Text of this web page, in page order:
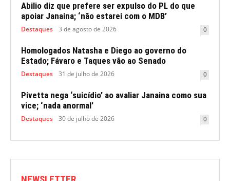
Abilio diz que prefere ser expulso do PL do que
apoiar Janaina; ‘não estarei com o MDB’
Destaques 3 de agosto de 2026 0
Homologados Natasha e Diego ao governo do
Estado; Fávaro e Taques vão ao Senado
Destaques 31 de julho de 2026 0
Pivetta nega ‘suicídio’ ao avaliar Janaina como sua
vice; ‘nada anormal’
Destaques 30 de julho de 2026 0